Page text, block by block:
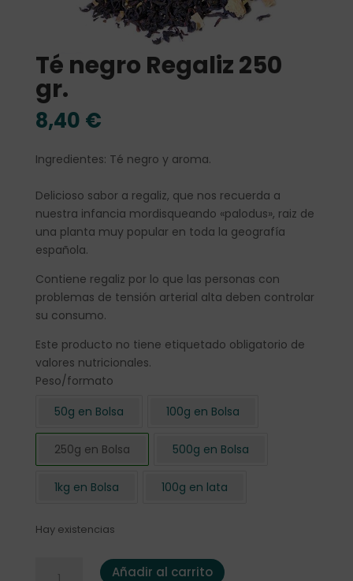
Té negro Regaliz 250
gr.
8,40 €
Ingredientes: Té negro y aroma.
Delicioso sabor a regaliz, que nos recuerda a
nuestra infancia mordisqueando «palodus», raiz de
una planta muy popular en toda la geografía
española.
Contiene regaliz por lo que las personas con
problemas de tensión arterial alta deben controlar
su consumo.
Este producto no tiene etiquetado obligatorio de
valores nutricionales.
Peso/formato
50g en Bolsa
100g en Bolsa
250g en Bolsa 500g en Bolsa
1kg en Bolsa 100g en lata
Hay existencias
Té negro Regaliz 250 gr. cantidad
Añadir al carrito